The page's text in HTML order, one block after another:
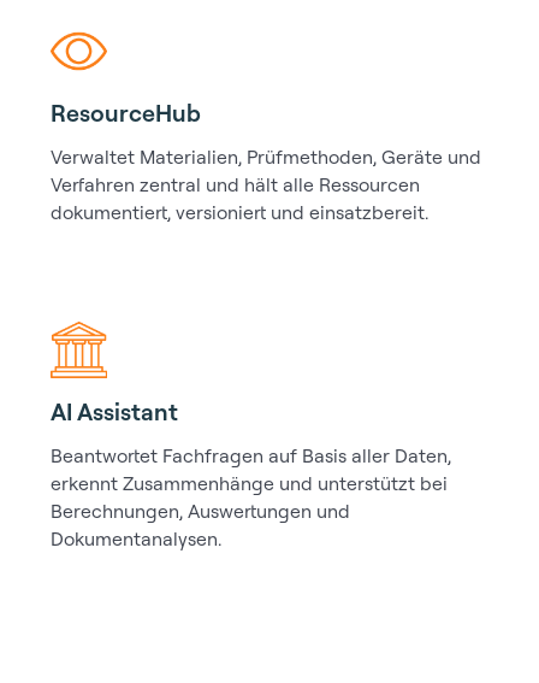
ResourceHub
Verwaltet Materialien, Prüfmethoden, Geräte und
Verfahren zentral und hält alle Ressourcen
dokumentiert, versioniert und einsatzbereit.
AI Assistant
Beantwortet Fachfragen auf Basis aller Daten,
erkennt Zusammenhänge und unterstützt bei
Berechnungen, Auswertungen und
Dokumentanalysen.